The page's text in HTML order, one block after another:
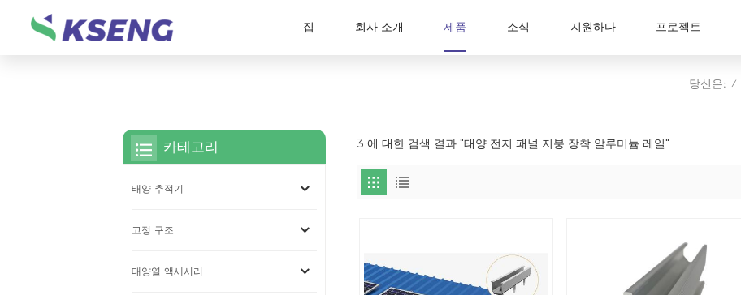
집 회사 소개 제품 소식 지원하다 프로젝트
당신은: /
3 에 대한 검색 결과 "태양 전지 패널 지붕 장착 알루미늄 레일"
카테고리
태양 추적기
고정 구조
태양열 액세서리